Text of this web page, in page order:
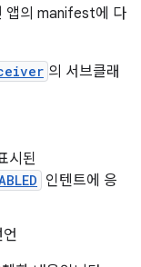
앱의 manifest에 다
의 서브클래
시된
인텐트에 응